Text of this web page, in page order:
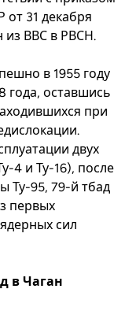
31 декабря
из ВВС в РВСН.
в 1955 году
года, оставшись
при
двух
4 и Ту-16), после
Ту-95, 79-й тбад
первых
сил
в Чаган